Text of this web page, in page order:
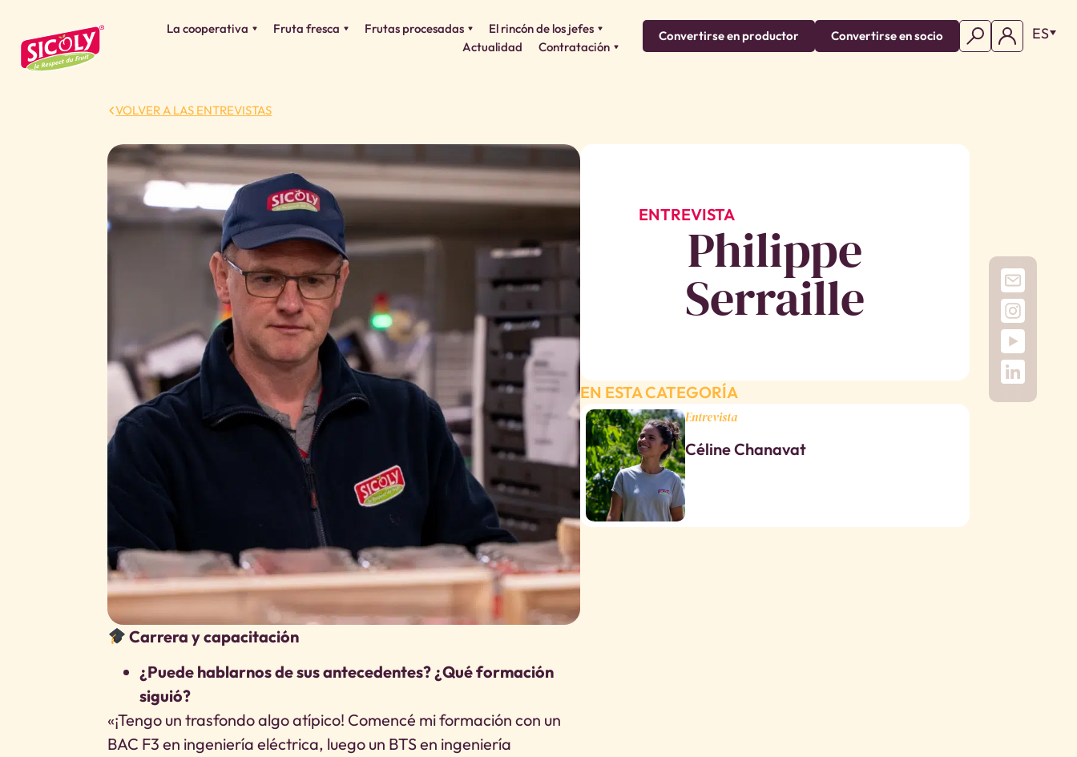
La cooperativa Fruta fresca Frutas procesadas
El rincón de los jefes
Actualidad
Contratación
Convertirse en productor Convertirse en socio ES
VOLVER A LAS ENTREVISTAS
Carrera y capacitación
¿Puede hablarnos de sus antecedentes? ¿Qué formación
siguió?
«¡Tengo un trasfondo algo atípico! Comencé mi formación con un
BAC F3 en ingeniería eléctrica, luego un BTS en ingeniería
ENTREVISTA
Philippe
Serraille
EN ESTA CATEGORÍA
Entrevista
Céline Chanavat